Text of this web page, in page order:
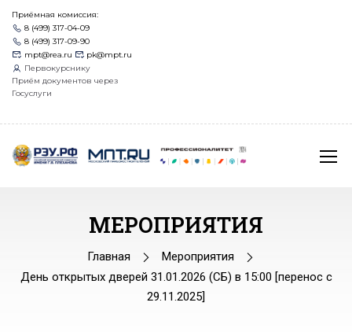
Приёмная комиссия:
8 (499) 317-04-09
8 (499) 317-09-90
mpt@rea.ru
pk@mpt.ru
Первокурснику
Приём документов через
Госуслуги
МЕРОПРИЯТИЯ
Главная
Мероприятия
День открытых дверей 31.01.2026 (СБ) в 15:00 [перенос с
29.11.2025]